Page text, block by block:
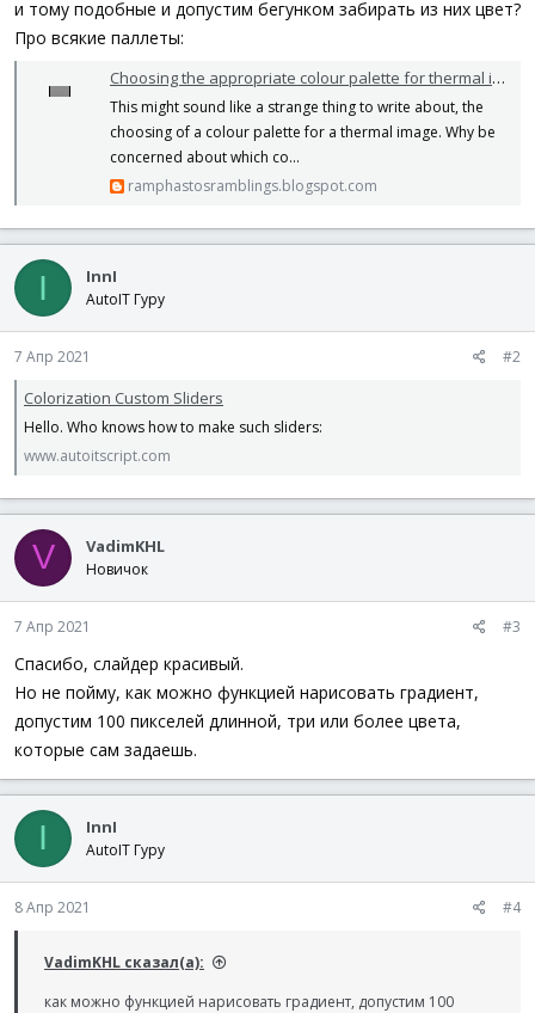
и тому подобные и допустим бегунком забирать из них цвет?
Про всякие паллеты:
Choosing the appropriate colour palette for thermal imaging in animals
This might sound like a strange thing to write about, the
choosing of a colour palette for a thermal image. Why be
concerned about which co...
ramphastosramblings.blogspot.com
I InnI
AutoIT Гуру
7 Апр 2021 #2
Colorization Custom Sliders
Hello. Who knows how to make such sliders:
www.autoitscript.com
V VadimKHL
Новичок
7 Апр 2021 #3
Спасибо, слайдер красивый.
Но не пойму, как можно функцией нарисовать градиент,
допустим 100 пикселей длинной, три или более цвета,
которые сам задаешь.
I InnI
AutoIT Гуру
8 Апр 2021 #4
VadimKHL сказал(а):
как можно функцией нарисовать градиент, допустим 100